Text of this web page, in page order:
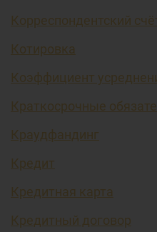
Корреспондентский
Котировка
Коэффициент
Краткосрочные
Краудфандинг
Кредит
Кредитная карта
Кредитный договор